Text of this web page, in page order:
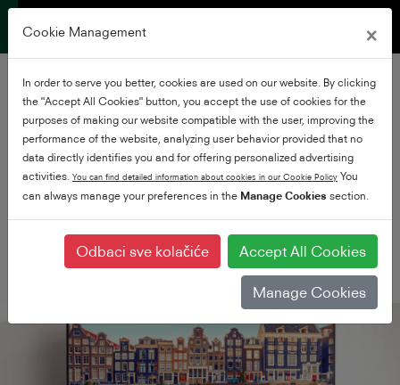
Pametno TV
Pametniji nego ikad
prije
Cookie Management ×
In order to serve you better, cookies are used on our website. By clicking
the "Accept All Cookies" button, you accept the use of cookies for the
purposes of making our website compatible with the user, improving the
performance of the website, analyzing user behavior provided that no
data directly identifies you and for offering personalized advertising
activities. You can find detailed information about cookies in our Cookie Policy You
can always manage your preferences in the Manage Cookies section.
Odbaci sve kolačiće Accept All Cookies
Manage Cookies